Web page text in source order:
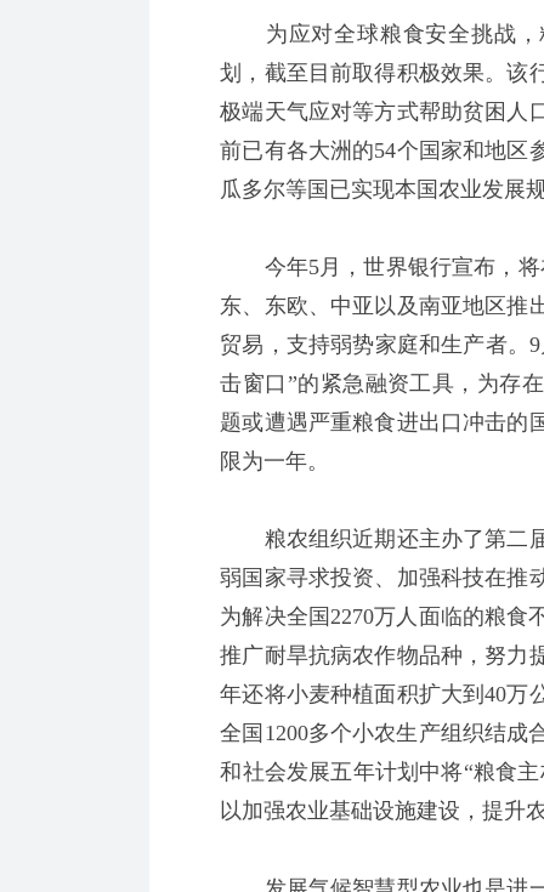
为应对全球粮食安全挑战，
划，截至目前取得积极效果。该
极端天气应对等方式帮助贫困人
前已有各大洲的54个国家和地区
瓜多尔等国已实现本国农业发展
今年5月，世界银行宣布，将
东、东欧、中亚以及南亚地区推
贸易，支持弱势家庭和生产者。
击窗口”的紧急融资工具，为存
题或遭遇严重粮食进出口冲击的
限为一年。
粮农组织近期还主办了第二届
弱国家寻求投资、加强科技在推
为解决全国2270万人面临的粮食
推广耐旱抗病农作物品种，努力
年还将小麦种植面积扩大到40万
全国1200多个小农生产组织结成
和社会发展五年计划中将“粮食
以加强农业基础设施建设，提升